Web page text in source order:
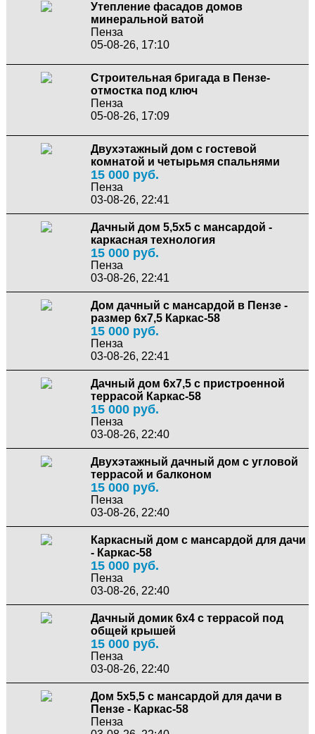
Утепление фасадов домов
минеральной ватой
Пенза
05-08-26, 17:10
Строительная бригада в Пензе-
отмостка под ключ
Пенза
05-08-26, 17:09
Двухэтажный дом с гостевой
комнатой и четырьмя спальнями
15 000 руб.
Пенза
03-08-26, 22:41
Дачный дом 5,5х5 с мансардой -
каркасная технология
15 000 руб.
Пенза
03-08-26, 22:41
Дом дачный с мансардой в Пензе -
размер 6х7,5 Каркас-58
15 000 руб.
Пенза
03-08-26, 22:41
Дачный дом 6х7,5 с пристроенной
террасой Каркас-58
15 000 руб.
Пенза
03-08-26, 22:40
Двухэтажный дачный дом с угловой
террасой и балконом
15 000 руб.
Пенза
03-08-26, 22:40
Каркасный дом с мансардой для дачи
- Каркас-58
15 000 руб.
Пенза
03-08-26, 22:40
Дачный домик 6х4 с террасой под
общей крышей
15 000 руб.
Пенза
03-08-26, 22:40
Дом 5х5,5 с мансардой для дачи в
Пензе - Каркас-58
Пенза